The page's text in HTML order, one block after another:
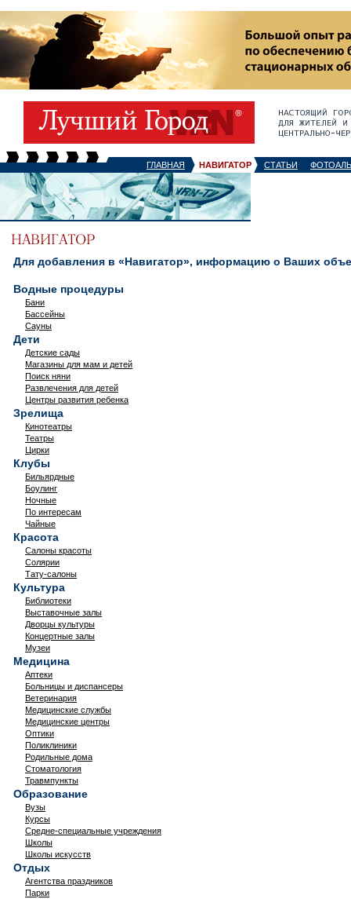
ГЛАВНАЯ НАВИГАТОР СТАТЬИ
Для добавления в «Навигатор», информацию о Ваших
Водные процедуры
Бани
Бассейны
Сауны
Дети
Детские сады
Магазины для мам и детей
Поиск няни
Развлечения для детей
Центры развития ребенка
Зрелища
Кинотеатры
Театры
Цирки
Клубы
Бильярдные
Боулинг
Ночные
По интересам
Чайные
Красота
Салоны красоты
Солярии
Тату-салоны
Культура
Библиотеки
Выставочные залы
Дворцы культуры
Концертные залы
Музеи
Медицина
Аптеки
Больницы и диспансеры
Ветеринария
Медицинские службы
Медицинские центры
Оптики
Поликлиники
Родильные дома
Стоматология
Травмпункты
Образование
Вузы
Курсы
Средне-специальные учреждения
Школы
Школы искусств
Отдых
Агентства праздников
Парки